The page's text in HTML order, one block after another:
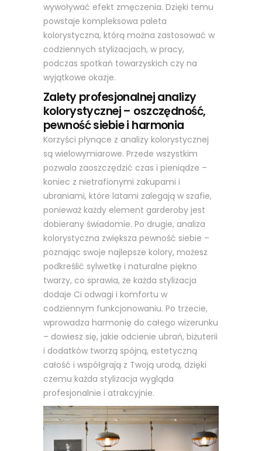
wywoływać efekt zmęczenia. Dzięki temu
powstaje kompleksowa paleta
kolorystyczna, którą można zastosować w
codziennych stylizacjach, w pracy,
podczas spotkań towarzyskich czy na
wyjątkowe okazje.
Zalety profesjonalnej analizy
kolorystycznej – oszczędność,
pewność siebie i harmonia
Korzyści płynące z analizy kolorystycznej
są wielowymiarowe. Przede wszystkim
pozwala zaoszczędzić czas i pieniądze –
koniec z nietrafionymi zakupami i
ubraniami, które latami zalegają w szafie,
ponieważ każdy element garderoby jest
dobierany świadomie. Po drugie, analiza
kolorystyczna zwiększa pewność siebie –
poznając swoje najlepsze kolory, możesz
podkreślić sylwetkę i naturalne piękno
twarzy, co sprawia, że każda stylizacja
dodaje Ci odwagi i komfortu w
codziennym funkcjonowaniu. Po trzecie,
wprowadza harmonię do całego wizerunku
– dowiesz się, jakie odcienie ubrań, biżuterii
i dodatków tworzą spójną, estetyczną
całość i współgrają z Twoją urodą, dzięki
czemu każda stylizacja wygląda
profesjonalnie i atrakcyjnie.